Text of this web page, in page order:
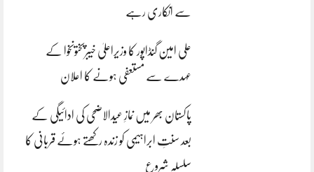
سے انکاری رہے
علی امین گنڈاپور کا وزیراعلیٰ خیبرپختونخوا کے
عہدے سے مستعفی ہونے کا اعلان
پاکستان بھر میں نمازِ عیدالاضحی کی ادائیگی کے
بعد سنتِ ابراہیمی کو زندہ رکھتے ہوئے قربانی کا
سلسلہ شروع